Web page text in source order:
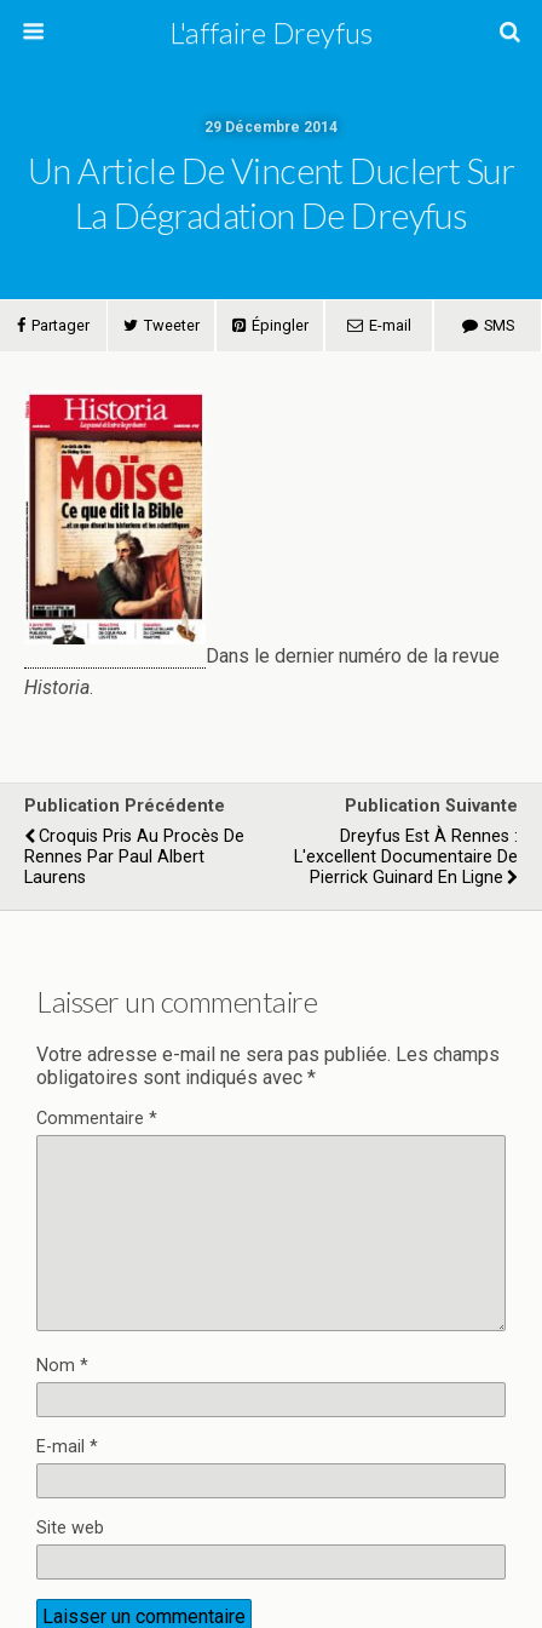
L'affaire Dreyfus
29 Décembre 2014
Un Article De Vincent Duclert Sur
La Dégradation De Dreyfus
Partager Tweeter Épingler E-mail SMS
Dans le dernier numéro de la revue
Historia.
Publication Précédente
Croquis Pris Au Procès De
Rennes Par Paul Albert
Laurens
Publication Suivante
Dreyfus Est À Rennes :
L'excellent Documentaire De
Pierrick Guinard En Ligne
Laisser un commentaire
Votre adresse e-mail ne sera pas publiée. Les champs
obligatoires sont indiqués avec *
Commentaire *
Nom *
E-mail *
Site web